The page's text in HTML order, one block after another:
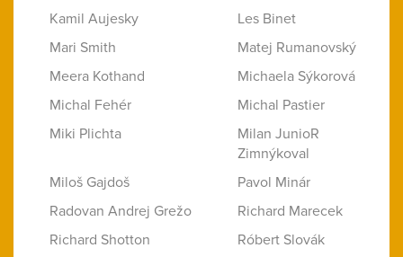
Kamil Aujesky
Les Binet
Mari Smith
Matej Rumanovský
Meera Kothand
Michaela Sýkorová
Michal Fehér
Michal Pastier
Miki Plichta
Milan JunioR
Zimnýkoval
Miloš Gajdoš
Pavol Minár
Radovan Andrej Grežo
Richard Marecek
Richard Shotton
Róbert Slovák